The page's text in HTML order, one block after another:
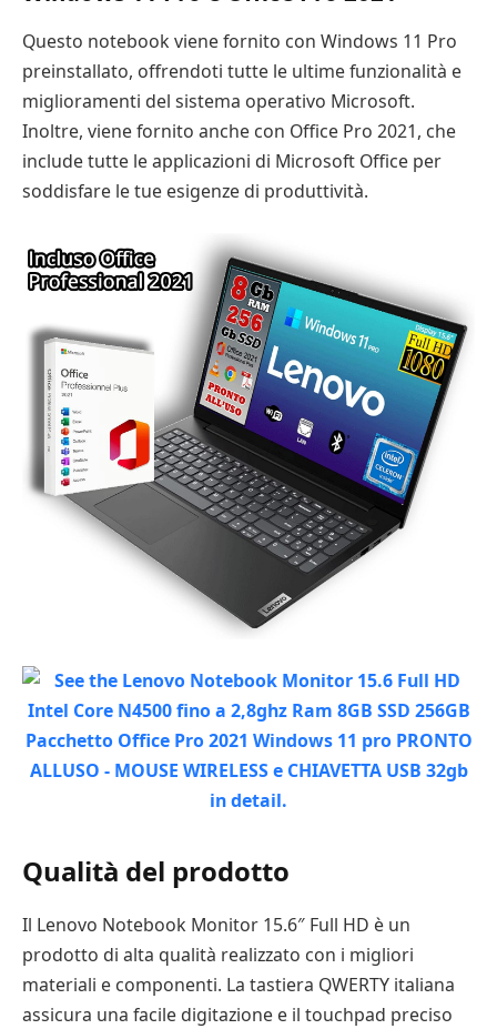
Questo notebook viene fornito con Windows 11 Pro
preinstallato, offrendoti tutte le ultime funzionalità e
miglioramenti del sistema operativo Microsoft.
Inoltre, viene fornito anche con Office Pro 2021, che
include tutte le applicazioni di Microsoft Office per
soddisfare le tue esigenze di produttività.
Qualità del prodotto
Il Lenovo Notebook Monitor 15.6″ Full HD è un
prodotto di alta qualità realizzato con i migliori
materiali e componenti. La tastiera QWERTY italiana
assicura una facile digitazione e il touchpad preciso